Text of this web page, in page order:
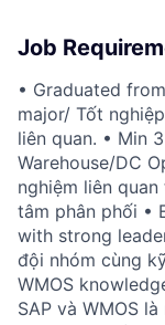
Job
• Graduated
major/ Tốt
liên quan. • Min
Warehouse/DC
nghiệm liên
tâm phân phối •
with strong
đội nhóm cùng
WMOS
SAP và WMOS